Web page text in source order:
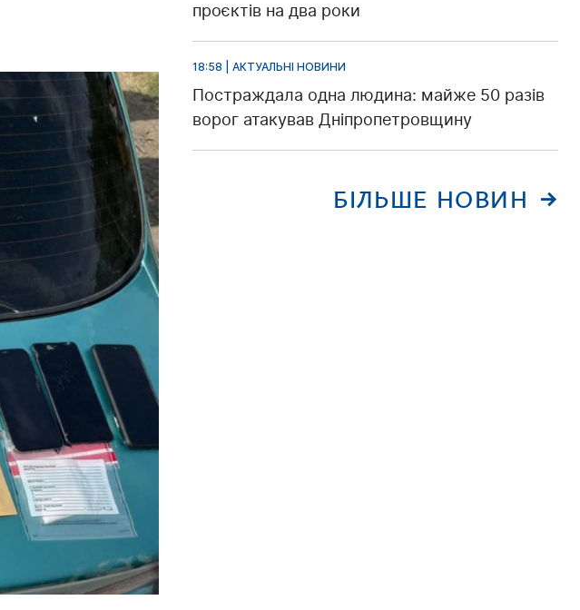
проєктів на два роки
18:58 | АКТУАЛЬНІ НОВИНИ
Постраждала одна людина: майже 50 разів
ворог атакував Дніпропетровщину
БІЛЬШЕ НОВИН